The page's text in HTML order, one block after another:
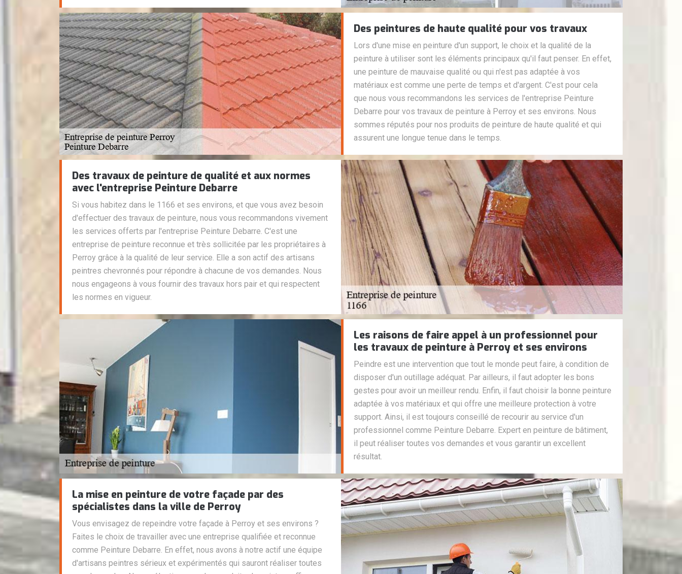
Des peintures de haute qualité pour vos travaux
Lors d'une mise en peinture d'un support, le choix et la qualité de la
peinture à utiliser sont les éléments principaux qu'il faut penser. En effet,
une peinture de mauvaise qualité ou qui n'est pas adaptée à vos
matériaux est comme une perte de temps et d'argent. C'est pour cela
que nous vous recommandons les services de l'entreprise Peinture
Debarre pour vos travaux de peinture à Perroy et ses environs. Nous
sommes réputés pour nos produits de peinture de haute qualité et qui
assurent une longue tenue dans le temps.
Des travaux de peinture de qualité et aux normes
avec l'entreprise Peinture Debarre
Si vous habitez dans le 1166 et ses environs, et que vous avez besoin
d'effectuer des travaux de peinture, nous vous recommandons vivement
les services offerts par l'entreprise Peinture Debarre. C'est une
entreprise de peinture reconnue et très sollicitée par les propriétaires à
Perroy grâce à la qualité de leur service. Elle a son actif des artisans
peintres chevronnés pour répondre à chacune de vos demandes. Nous
nous engageons à vous fournir des travaux hors pair et qui respectent
les normes en vigueur.
Les raisons de faire appel à un professionnel pour
les travaux de peinture à Perroy et ses environs
Peindre est une intervention que tout le monde peut faire, à condition de
disposer d'un outillage adéquat. Par ailleurs, il faut adopter les bons
gestes pour avoir un meilleur rendu. Enfin, il faut choisir la bonne peinture
adaptée à vos matériaux et qui offre une meilleure protection à votre
support. Ainsi, il est toujours conseillé de recourir au service d'un
professionnel comme Peinture Debarre. Expert en peinture de bâtiment,
il peut réaliser toutes vos demandes et vous garantir un excellent
résultat.
La mise en peinture de votre façade par des
spécialistes dans la ville de Perroy
Vous envisagez de repeindre votre façade à Perroy et ses environs ?
Faites le choix de travailler avec une entreprise qualifiée et reconnue
comme Peinture Debarre. En effet, nous avons à notre actif une équipe
d'artisans peintres sérieux et expérimentés qui sauront réaliser toutes